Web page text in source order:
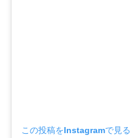
この投稿をInstagramで見る